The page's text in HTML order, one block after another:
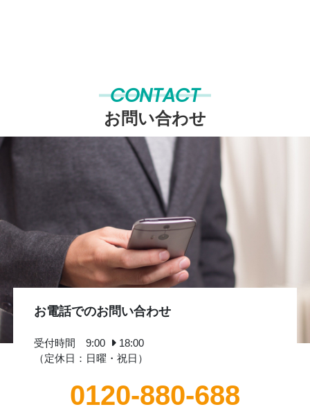
CONTACT
お問い合わせ
お電話でのお問い合わせ
受付時間 9:00
18:00
（定休日：日曜・祝日）
0120-880-688